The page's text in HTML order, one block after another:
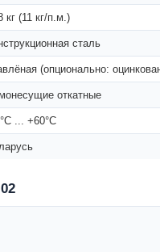
кг (11 кг/п.м.)
сталь
(опционально:
откатные
... +60°C